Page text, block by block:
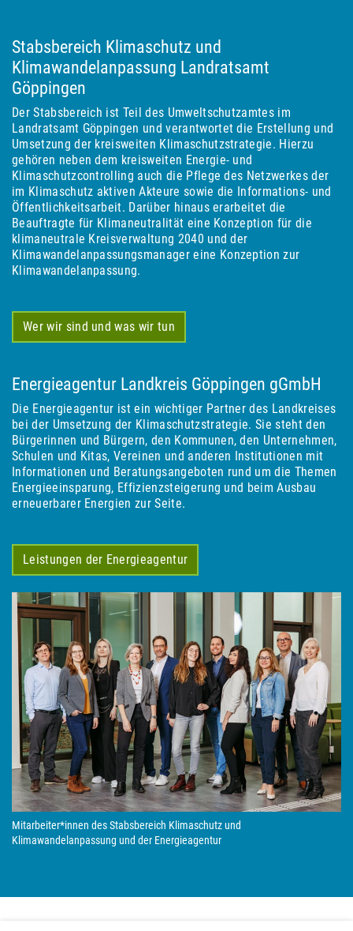
Stabsbereich Klimaschutz und
Klimawandelanpassung Landratsamt
Göppingen
Der Stabsbereich ist Teil des Umweltschutzamtes im
Landratsamt Göppingen und verantwortet die Erstellung und
Umsetzung der kreisweiten Klimaschutzstrategie. Hierzu
gehören neben dem kreisweiten Energie- und
Klimaschutzcontrolling auch die Pflege des Netzwerkes der
im Klimaschutz aktiven Akteure sowie die Informations- und
Öffentlichkeitsarbeit. Darüber hinaus erarbeitet die
Beauftragte für Klimaneutralität eine Konzeption für die
klimaneutrale Kreisverwaltung 2040 und der
Klimawandelanpassungsmanager eine Konzeption zur
Klimawandelanpassung.
Wer wir sind und was wir tun
Energieagentur Landkreis Göppingen gGmbH
Die Energieagentur ist ein wichtiger Partner des Landkreises
bei der Umsetzung der Klimaschutzstrategie. Sie steht den
Bürgerinnen und Bürgern, den Kommunen, den Unternehmen,
Schulen und Kitas, Vereinen und anderen Institutionen mit
Informationen und Beratungsangeboten rund um die Themen
Energieeinsparung, Effizienzsteigerung und beim Ausbau
erneuerbarer Energien zur Seite.
Leistungen der Energieagentur
Mitarbeiter*innen des Stabsbereich Klimaschutz und
Klimawandelanpassung und der Energieagentur